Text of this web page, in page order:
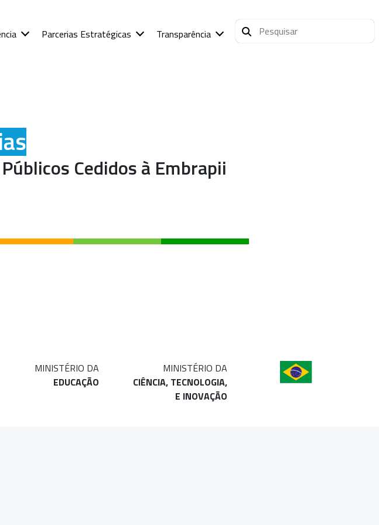
Parcerias Estratégicas Transparência
Cedidos à Embrapii
MINISTÉRIO DA
EDUCAÇÃO
MINISTÉRIO DA
CIÊNCIA, TECNOLOGIA,
E INOVAÇÃO